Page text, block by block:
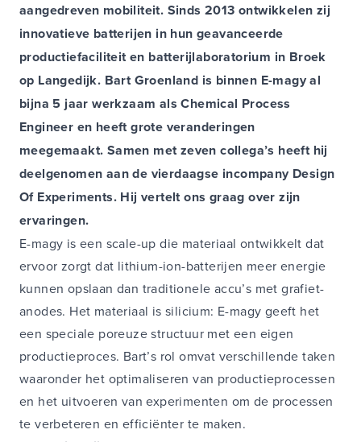
aangedreven mobiliteit. Sinds 2013 ontwikkelen zij
innovatieve batterijen in hun geavanceerde
productiefaciliteit en batterijlaboratorium in Broek
op Langedijk. Bart Groenland is binnen E-magy al
bijna 5 jaar werkzaam als Chemical Process
Engineer en heeft grote veranderingen
meegemaakt. Samen met zeven collega’s heeft hij
deelgenomen aan de vierdaagse incompany Design
Of Experiments. Hij vertelt ons graag over zijn
ervaringen.
E-magy is een scale-up die materiaal ontwikkelt dat
ervoor zorgt dat lithium-ion-batterijen meer energie
kunnen opslaan dan traditionele accu’s met grafiet-
anodes. Het materiaal is silicium: E-magy geeft het
een speciale poreuze structuur met een eigen
productieproces. Bart’s rol omvat verschillende taken
waaronder het optimaliseren van productieprocessen
en het uitvoeren van experimenten om de processen
te verbeteren en efficiënter te maken.